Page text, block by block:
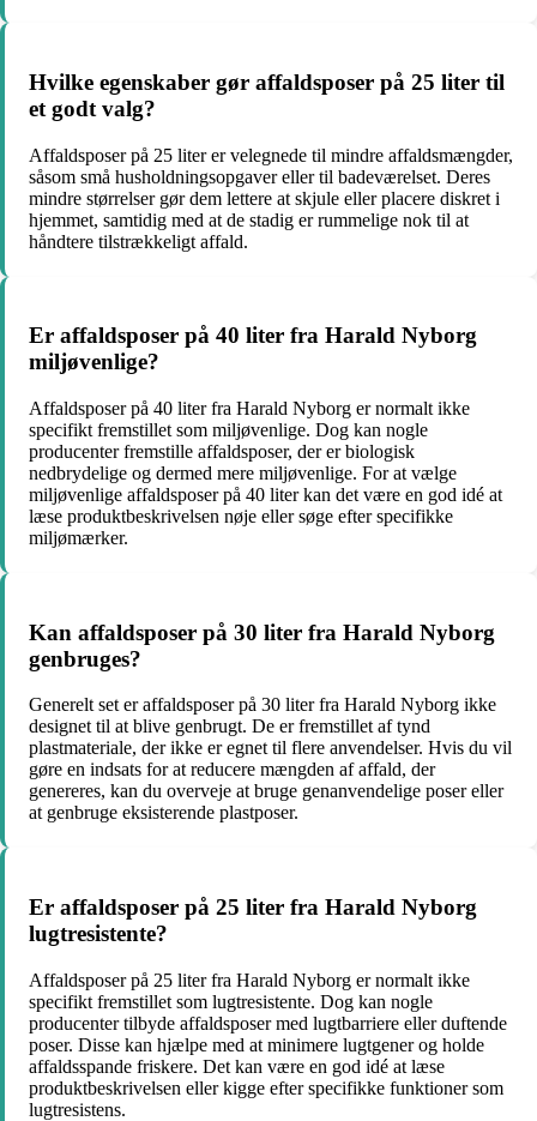
Hvilke egenskaber gør affaldsposer på 25 liter til
et godt valg?
Affaldsposer på 25 liter er velegnede til mindre affaldsmængder,
såsom små husholdningsopgaver eller til badeværelset. Deres
mindre størrelser gør dem lettere at skjule eller placere diskret i
hjemmet, samtidig med at de stadig er rummelige nok til at
håndtere tilstrækkeligt affald.
Er affaldsposer på 40 liter fra Harald Nyborg
miljøvenlige?
Affaldsposer på 40 liter fra Harald Nyborg er normalt ikke
specifikt fremstillet som miljøvenlige. Dog kan nogle
producenter fremstille affaldsposer, der er biologisk
nedbrydelige og dermed mere miljøvenlige. For at vælge
miljøvenlige affaldsposer på 40 liter kan det være en god idé at
læse produktbeskrivelsen nøje eller søge efter specifikke
miljømærker.
Kan affaldsposer på 30 liter fra Harald Nyborg
genbruges?
Generelt set er affaldsposer på 30 liter fra Harald Nyborg ikke
designet til at blive genbrugt. De er fremstillet af tynd
plastmateriale, der ikke er egnet til flere anvendelser. Hvis du vil
gøre en indsats for at reducere mængden af affald, der
genereres, kan du overveje at bruge genanvendelige poser eller
at genbruge eksisterende plastposer.
Er affaldsposer på 25 liter fra Harald Nyborg
lugtresistente?
Affaldsposer på 25 liter fra Harald Nyborg er normalt ikke
specifikt fremstillet som lugtresistente. Dog kan nogle
producenter tilbyde affaldsposer med lugtbarriere eller duftende
poser. Disse kan hjælpe med at minimere lugtgener og holde
affaldsspande friskere. Det kan være en god idé at læse
produktbeskrivelsen eller kigge efter specifikke funktioner som
lugtresistens.